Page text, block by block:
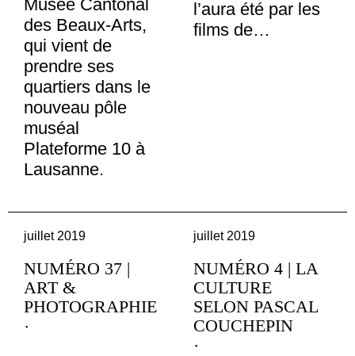
Musée Cantonal
des Beaux-Arts,
qui vient de
prendre ses
quartiers dans le
nouveau pôle
muséal
Plateforme 10 à
Lausanne.
l’aura été par les
films de…
juillet 2019
NUMÉRO 37 |
ART &
PHOTOGRAPHIE
·
juillet 2019
NUMÉRO 4 | LA
CULTURE
SELON PASCAL
COUCHEPIN
·